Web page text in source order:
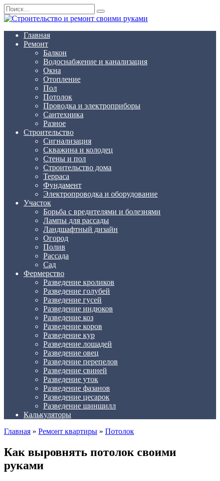
Перейти
к
содержанию
Search
for:
Главная
Ремонт
Балкон
Водоснабжение и канализация
Окна
Отопление
Пол
Потолок
Проводка и электроприборы
Сантехника
Разное
Строительство
Сигнализация
Скважина и колодец
Стены и пол
Строительство дома
Терраса
Фундамент
Электропроводка и оборудование
Участок
Борьба с вредителями и болезнями
Лампы для рассады
Ландшафтный дизайн
Огород
Полив
Рассада
Сад
Фермерство
Разведение кроликов
Разведение голубей
Разведение гусей
Разведение индюков
Разведение коз
Разведение коров
Разведение кур
Разведение лошадей
Разведение овец
Разведение перепелов
Разведение свиней
Разведение уток
Разведение фазанов
Разведение цесарок
Разведение шиншилл
Калькуляторы
Главная » Ремонт квартиры » Потолок
Как выровнять потолок своими
руками